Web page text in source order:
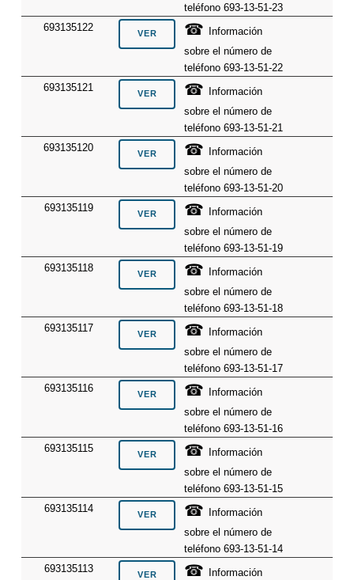
teléfono 693-13-51-23
693135122
☎
Información
sobre el número de
teléfono 693-13-51-22
693135121
☎
Información
sobre el número de
teléfono 693-13-51-21
693135120
☎
Información
sobre el número de
teléfono 693-13-51-20
693135119
☎
Información
sobre el número de
teléfono 693-13-51-19
693135118
☎
Información
sobre el número de
teléfono 693-13-51-18
693135117
☎
Información
sobre el número de
teléfono 693-13-51-17
693135116
☎
Información
sobre el número de
teléfono 693-13-51-16
693135115
☎
Información
sobre el número de
teléfono 693-13-51-15
693135114
☎
Información
sobre el número de
teléfono 693-13-51-14
693135113
☎
Información